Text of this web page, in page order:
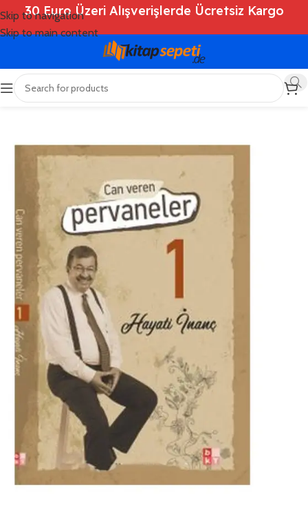
Skip to navigation
Skip to main content
30 Euro Üzeri Alışverişlerde Ücretsiz Kargo
Ana Sayfa Shop